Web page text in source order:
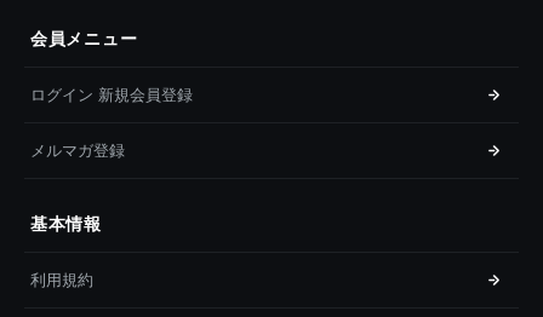
会員メニュー
ログイン 新規会員登録
メルマガ登録
基本情報
利用規約